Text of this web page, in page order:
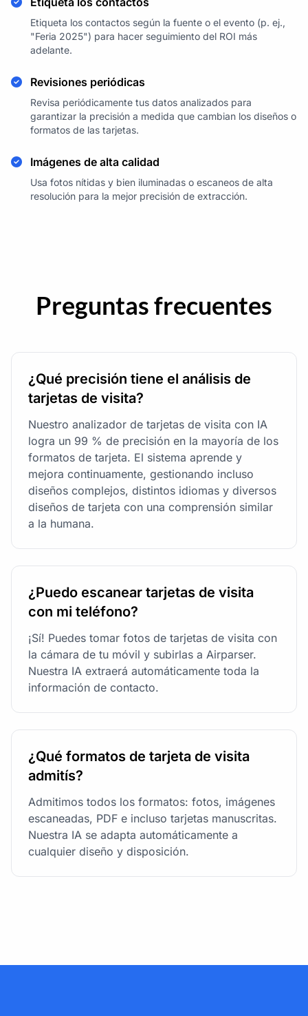
Etiqueta los contactos según la fuente o el evento (p. ej.,
"Feria 2025") para hacer seguimiento del ROI más
adelante.
Revisiones periódicas
Revisa periódicamente tus datos analizados para
garantizar la precisión a medida que cambian los diseños o
formatos de las tarjetas.
Imágenes de alta calidad
Usa fotos nítidas y bien iluminadas o escaneos de alta
resolución para la mejor precisión de extracción.
Preguntas frecuentes
¿Qué precisión tiene el análisis de
tarjetas de visita?
Nuestro analizador de tarjetas de visita con IA
logra un 99 % de precisión en la mayoría de los
formatos de tarjeta. El sistema aprende y
mejora continuamente, gestionando incluso
diseños complejos, distintos idiomas y diversos
diseños de tarjeta con una comprensión similar
a la humana.
¿Puedo escanear tarjetas de visita
con mi teléfono?
¡Sí! Puedes tomar fotos de tarjetas de visita con
la cámara de tu móvil y subirlas a Airparser.
Nuestra IA extraerá automáticamente toda la
información de contacto.
¿Qué formatos de tarjeta de visita
admitís?
Admitimos todos los formatos: fotos, imágenes
escaneadas, PDF e incluso tarjetas manuscritas.
Nuestra IA se adapta automáticamente a
cualquier diseño y disposición.